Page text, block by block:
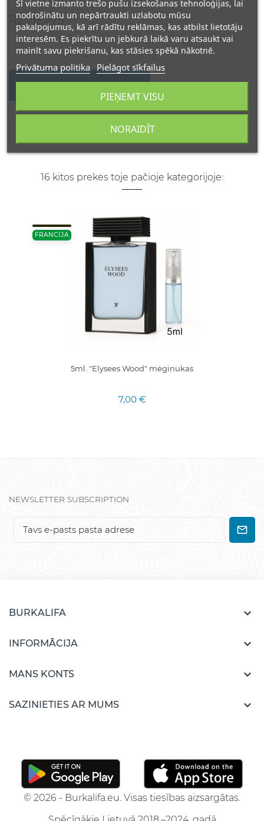
REVIEWS
WRITE YOUR REVIEW
16 kitos prekės toje pačioje kategorijoje:
FRANCIJA
5ml. "Elysees Wood" mėginukas
7,00 €
NEWSLETTER SUBSCRIPTION
BURKALIFA 
INFORMĀCIJA 
MANS KONTS 
SAZINIETIES AR MUMS 
© 2026 - Burkalifa.eu. Visas tiesības aizsargātas.
Šī vietne izmanto trešo pušu izsekošanas tehnoloģijas, lai
nodrošinātu un nepārtraukti uzlabotu mūsu
pakalpojumus, kā arī rādītu reklāmas, kas atbilst lietotāju
interesēm. Es piekrītu un jebkurā laikā varu atsaukt vai
mainīt savu piekrišanu, kas stāsies spēkā nākotnē.
Privātuma politika Pielāgot sīkfailus
NORAIDĪT
PIEŅEMT VISU